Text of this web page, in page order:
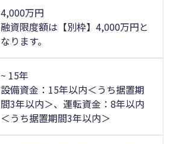
4,000万円
融資限度額は【別枠】4,000万円と
なります。
~ 15年
設備資金：15年以内＜うち据置期
間3年以内＞、運転資金：8年以内
＜うち据置期間3年以内＞